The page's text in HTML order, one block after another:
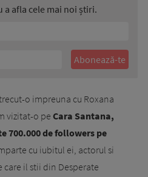
a afla cele mai noi știri.
o impreuna cu Roxana
vizitat-o pe Cara Santana,
700.000 de followers pe
cu iubitul ei, actorul si
care il stii din Desperate